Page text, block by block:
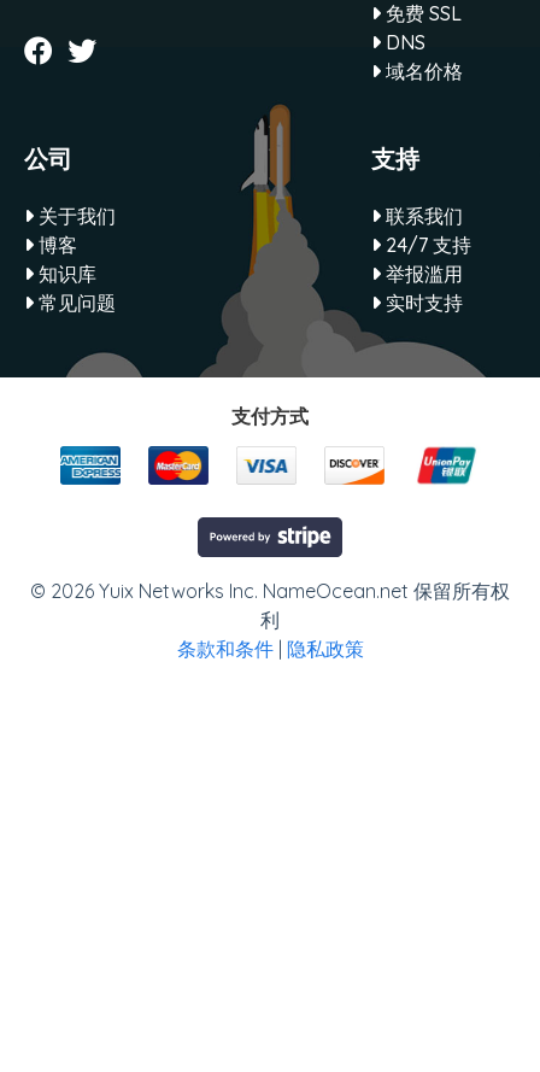
免费 SSL
DNS
域名价格
公司
关于我们
博客
知识库
常见问题
支持
联系我们
24/7 支持
举报滥用
实时支持
支付方式
© 2026 Yuix Networks Inc. NameOcean.net 保留所有权
利
条款和条件| 隐私政策